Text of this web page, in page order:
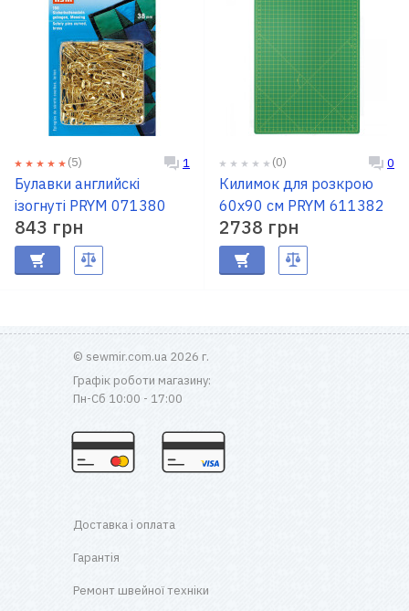
(5) 1
Булавки английскі
ізогнуті PRYM 071380
843 грн
(0) 0
Килимок для розкрою
60x90 см PRYM 611382
2738 грн
© sewmir.com.ua 2026 г.
Графік роботи магазину:
Пн-Сб 10:00 - 17:00
Доставка і оплата
Гарантія
Ремонт швейної техніки